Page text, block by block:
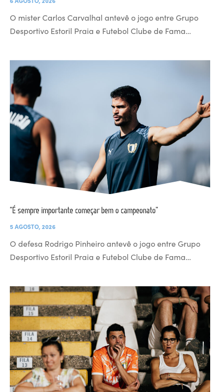
O mister Carlos Carvalhal antevê o jogo entre Grupo
Desportivo Estoril Praia e Futebol Clube de Fama…
“É sempre importante começar bem o campeonato”
5 AGOSTO, 2026
O defesa Rodrigo Pinheiro antevê o jogo entre Grupo
Desportivo Estoril Praia e Futebol Clube de Fama…